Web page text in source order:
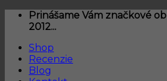
Skip
Prinášame Vám značkové
2012...
Shop
Recenzie
Blog